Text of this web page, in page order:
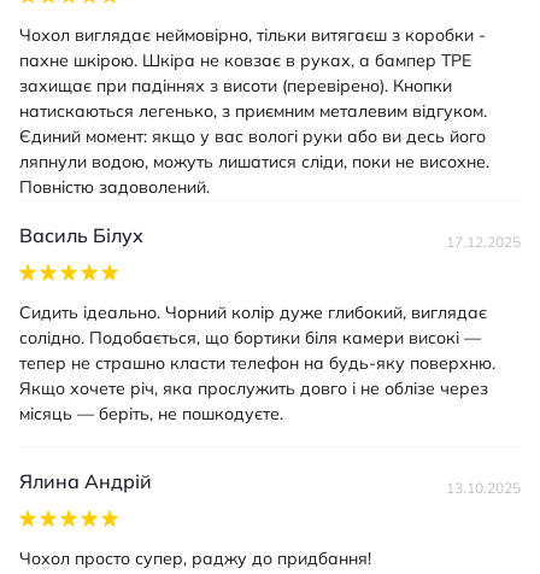
Чохол виглядає неймовірно, тільки витягаєш з коробки -
пахне шкірою. Шкіра не ковзає в руках, а бампер TPE
захищає при падіннях з висоти (перевірено). Кнопки
натискаються легенько, з приємним металевим відгуком.
Єдиний момент: якщо у вас вологі руки або ви десь його
ляпнули водою, можуть лишатися сліди, поки не висохне.
Повністю задоволений.
Василь Білух 17.12.2025
Сидить ідеально. Чорний колір дуже глибокий, виглядає
солідно. Подобається, що бортики біля камери високі —
тепер не страшно класти телефон на будь-яку поверхню.
Якщо хочете річ, яка прослужить довго і не облізе через
місяць — беріть, не пошкодуєте.
Ялина Андрій 13.10.2025
Чохол просто супер, раджу до придбання!